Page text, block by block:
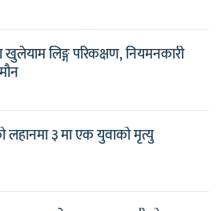
खुलेयाम लिङ्ग परिकक्षण, नियमनकारी
लहानमा ३ मा एक युवाको मृत्यु